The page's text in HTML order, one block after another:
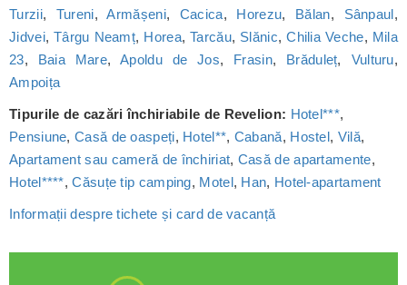
Turzii, Tureni,Armășeni, Cacica, Horezu, Bălan, Sânpaul,
Jidvei,Târgu Neamț, Horea,Tarcău, Slănic,Chilia Veche, Mila
23, Baia Mare,Apoldu de Jos, Frasin, Brăduleț, Vulturu,
Ampoița
Tipurile de cazări închiriabile de Revelion: Hotel***,
Pensiune,Casă de oaspeți, Hotel**, Cabană, Hostel, Vilă,
Apartament sau cameră de închiriat, Casă de apartamente,
Hotel****,Căsuțe tip camping, Motel, Han, Hotel-apartament
Informații despre tichete și card de vacanță